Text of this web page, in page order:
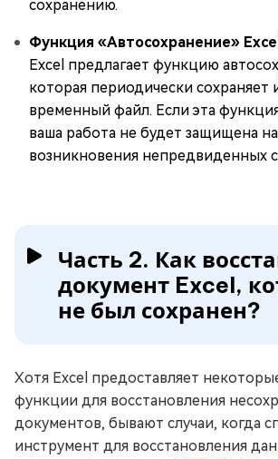
сохранению.
Функция «Автосохранение»
Excel предлагает функцию
которая периодически сохраняет
временный файл. Если эта
ваша работа не будет защищена на
возникновения непредвиденных
Часть 2. Как
документ Excel,
не был сохранен?
Хотя Excel предоставляет
функции для восстановления
документов, бывают случаи, когда
инструмент для восстановления